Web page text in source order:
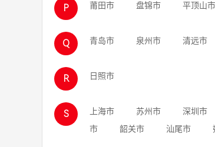
P 莆田市 盘锦市 平顶山市
Q 青岛市 泉州市 清远市
R 日照市
S 上海市 苏州市 深圳市
市
韶关市 汕尾市